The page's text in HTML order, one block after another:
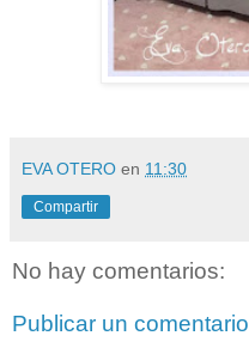
EVA OTERO en 11:30
Compartir
No hay comentarios:
Publicar un comentario